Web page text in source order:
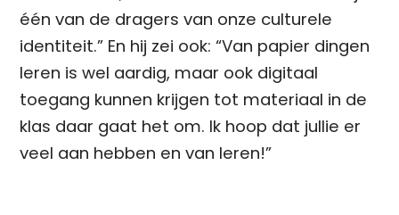
één van de dragers van onze culturele
identiteit.” En hij zei ook: “Van papier dingen
leren is wel aardig, maar ook digitaal
toegang kunnen krijgen tot materiaal in de
klas daar gaat het om. Ik hoop dat jullie er
veel aan hebben en van leren!”